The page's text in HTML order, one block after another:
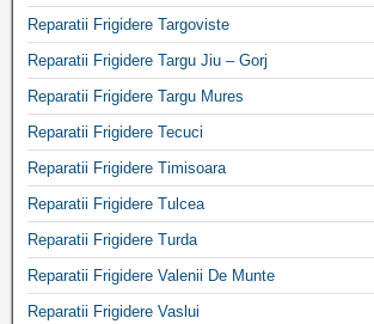
Reparatii Frigidere Targoviste
Reparatii Frigidere Targu Jiu – Gorj
Reparatii Frigidere Targu Mures
Reparatii Frigidere Tecuci
Reparatii Frigidere Timisoara
Reparatii Frigidere Tulcea
Reparatii Frigidere Turda
Reparatii Frigidere Valenii De Munte
Reparatii Frigidere Vaslui